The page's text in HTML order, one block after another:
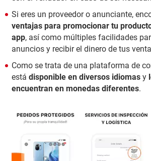
Si eres un proveedor o anunciante,
ventajas para promocionar tu
app, así como múltiples facilidades
anuncios y recibir el dinero de tus
Como se trata de una plataforma de
está disponible en diversos idiomas y
encuentran en monedas diferentes.